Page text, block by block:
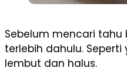
Sebelum mencari
terlebih dahulu.
lembut dan halus.